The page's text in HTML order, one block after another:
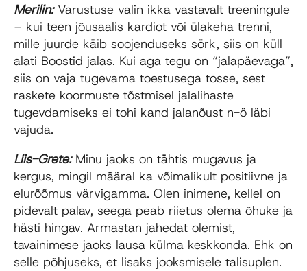
Merilin:Varustuse valin ikka vastavalt treeningule
– kui teen jõusaalis kardiot või ülakeha trenni,
mille juurde käib soojenduseks sörk, siis on küll
alati Boostid jalas. Kui aga tegu on “jalapäevaga”,
siis on vaja tugevama toestusega tosse, sest
raskete koormuste tõstmisel jalalihaste
tugevdamiseks ei tohi kand jalanõust n-ö läbi
vajuda.
Liis-Grete:Minu jaoks on tähtis mugavus ja
kergus, mingil määral ka võimalikult positiivne ja
elurõõmus värvigamma. Olen inimene, kellel on
pidevalt palav, seega peab riietus olema õhuke ja
hästi hingav. Armastan jahedat olemist,
tavainimese jaoks lausa külma keskkonda. Ehk on
selle põhjuseks, et lisaks jooksmisele talisuplen.